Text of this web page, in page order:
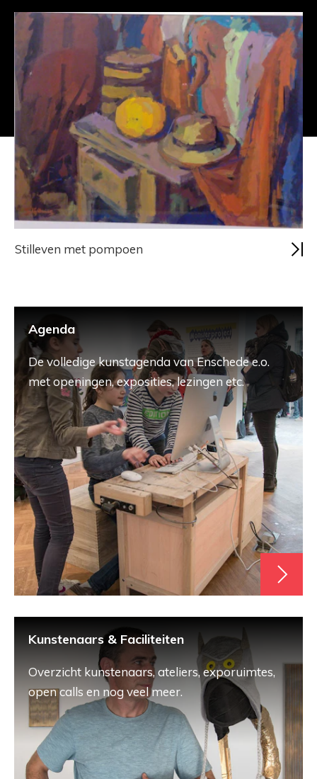
Stilleven met pompoen
Agenda
De volledige kunstagenda van Enschede e.o.
met openingen, exposities, lezingen etc.
Kunstenaars & Faciliteiten
Overzicht kunstenaars, ateliers, exporuimtes,
open calls en nog veel meer.